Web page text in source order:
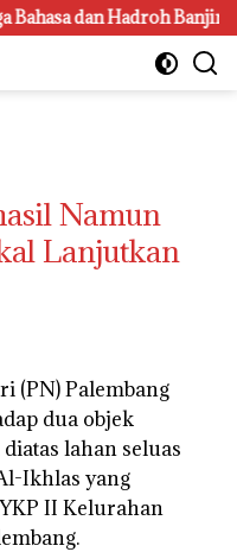
dan Hadroh Banjir
Namun
Lanjutkan
(PN) Palembang
dua objek
lahan seluas
Ikhlas yang
II Kelurahan